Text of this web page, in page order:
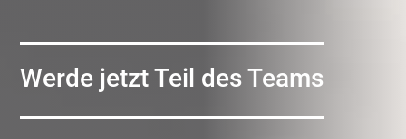
Werde jetzt Teil des Teams